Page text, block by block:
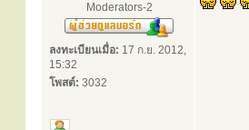
Moderators-2
ลงทะเบียนเมื่อ: 17 ก.ย. 2012,
15:32
โพสต์: 3032